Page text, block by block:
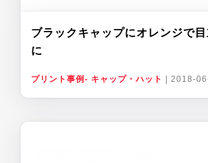
ブラックキャップにオレンジで
に
プリント事例- キャップ・ハット 2018-